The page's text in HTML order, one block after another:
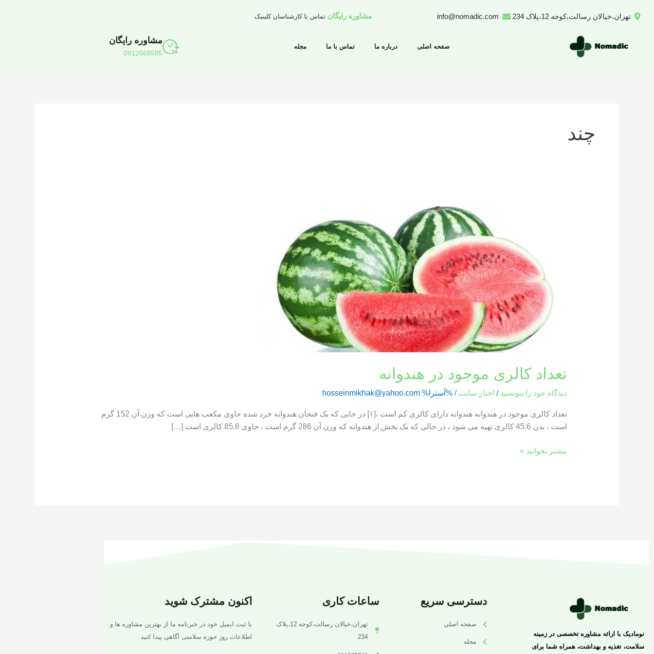
تهران،خیالان رسالت،کوجه 12،پلاک 234 info@nomadic.com مشاوره رایگان تماس با کارشناسان کلینیک
صفحه اصلی درباره ما تماس با ما مجله
مشاوره رایگان
0912568585
چند
تعداد کالری موجود در هندوانه
دیدگاه‌ خود را بنویسید / اخبار سایت / %آسترا% hosseinmikhak@yahoo.com
تعداد کالری موجود در هندوانه هندوانه دارای کالری کم است ،[١] در جایی که یک فنجان هندوانه خرد شده حاوی مکعب هایی است که وزن آن 152 گرم
است ، بدن 45.6 کالری تهیه می شود ، در حالی که یک بخش از هندوانه که وزن آن 286 گرم است ، حاوی 85.8 کالری است […]
بیشتر بخوانید »
نومادیک با ارائه مشاوره تخصصی در زمینه
سلامت، تغذیه و بهداشت، همراه شما برای
دسترسی سریع
صفحه اصلی
مجله
ساعات کاری
تهران،خیالان رسالت،کوجه 12،پلاک
234
اکنون مشترک شوید
با ثبت ایمیل خود در خبرنامه ما از بهترین مشاوره ها و
اطلاعات روز حوزه سلامتی آگاهی پیدا کنید